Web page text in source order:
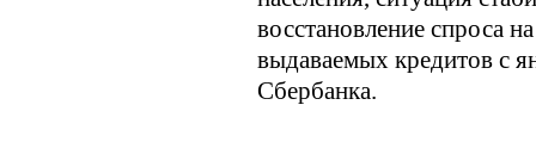
восстановление спроса
выдаваемых кредитов с
Сбербанка.